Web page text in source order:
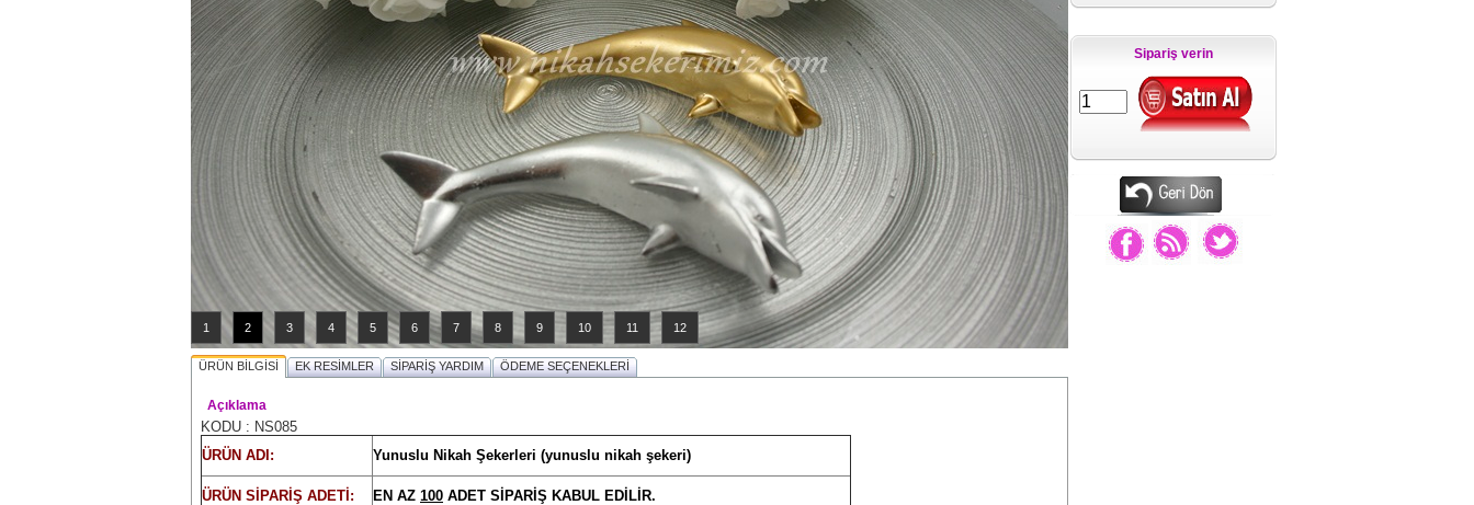
1 2 3 4 5 6 7 8 9 10 11 12
ÜRÜN BİLGİSİ EK RESİMLER SİPARİŞ YARDIM ÖDEME SEÇENEKLERİ
Açıklama
KODU : NS085
ÜRÜN ADI:
Yunuslu Nikah Şekerleri (yunuslu nikah şekeri)
ÜRÜN SİPARİŞ ADETİ: EN AZ 100 ADET SİPARİŞ KABUL EDİLİR.
Sipariş verin